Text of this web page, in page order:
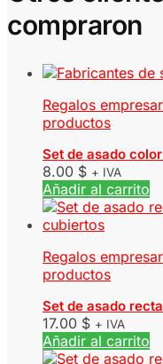
compraron
Regalos
productos
Set de asado
8.00 $ + IVA
Añadir al carrito
Regalos
productos
Set de asado
17.00 $ + IVA
Añadir al carrito